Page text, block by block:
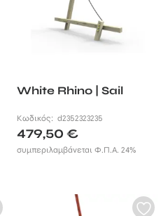
White Rhino | Sail
Κωδικός:d2352323235
479,50€
συμπεριλαμβάνεται Φ.Π.Α. 24%